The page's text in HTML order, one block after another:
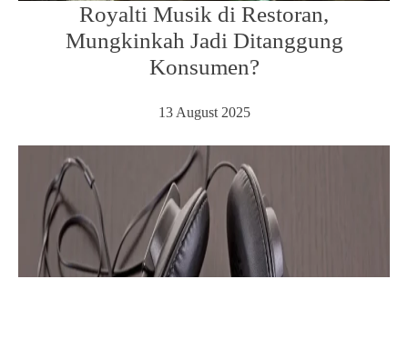
Royalti Musik di Restoran,
Mungkinkah Jadi Ditanggung
Konsumen?
13 August 2025